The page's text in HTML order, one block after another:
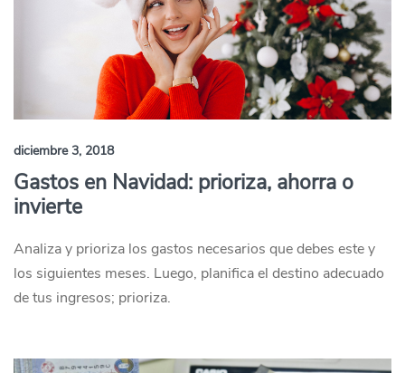
diciembre 3, 2018
Gastos en Navidad: prioriza, ahorra o
invierte
Analiza y prioriza los gastos necesarios que debes este y
los siguientes meses. Luego, planifica el destino adecuado
de tus ingresos; prioriza.